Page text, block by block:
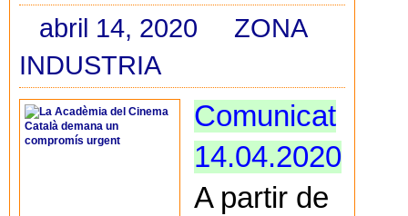
abril 14, 2020
ZONA
INDUSTRIA
Comunicat
14.04.2020
A partir de